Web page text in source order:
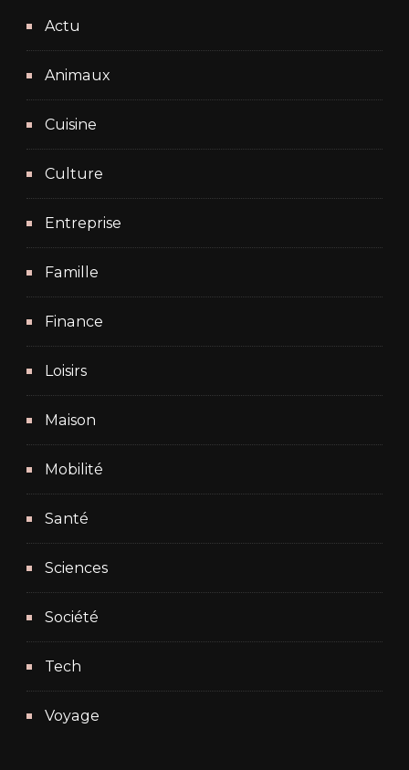
Actu
Animaux
Cuisine
Culture
Entreprise
Famille
Finance
Loisirs
Maison
Mobilité
Santé
Sciences
Société
Tech
Voyage